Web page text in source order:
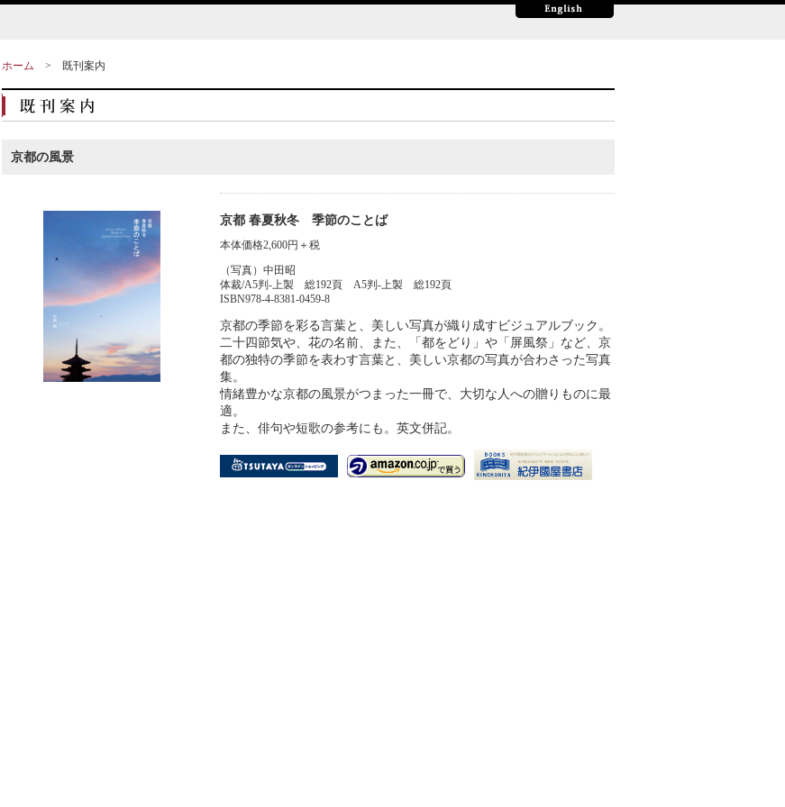
ホーム > 既刊案内
京都の風景
京都 春夏秋冬 季節のことば
本体価格2,600円＋税
（写真）中田昭
体裁/A5判-上製 総192頁 A5判-上製 総192頁
ISBN978-4-8381-0459-8
京都の季節を彩る言葉と、美しい写真が織り成すビジュアルブック。
二十四節気や、花の名前、また、「都をどり」や「屏風祭」など、京
都の独特の季節を表わす言葉と、美しい京都の写真が合わさった写真
集。
情緒豊かな京都の風景がつまった一冊で、大切な人への贈りものに最
適。
また、俳句や短歌の参考にも。英文併記。